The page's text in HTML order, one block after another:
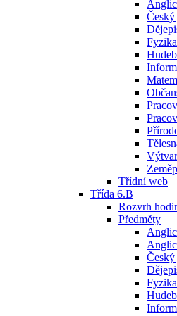
Český
Fyzika
Třídní web
Třída 6.B
Rozvrh
Předměty
Český
Fyzika